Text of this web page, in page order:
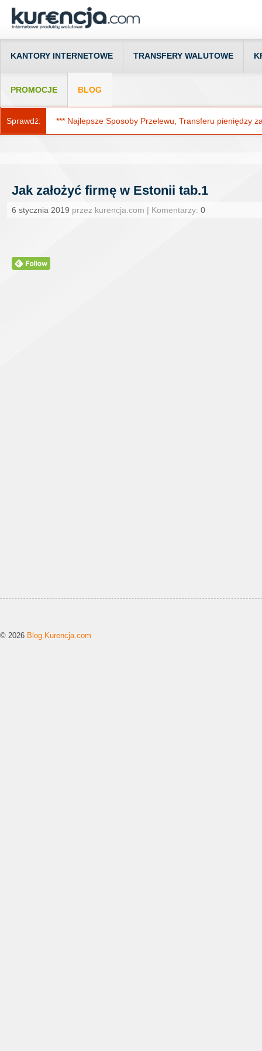
KANTORY INTERNETOWE TRANSFERY WALUTOWE
PROMOCJE BLOG
Sprawdź: *** Najlepsze Sposoby Przelewu, Transferu pieniędzy
Jak założyć firmę w Estonii tab.1
6 stycznia 2019 przez kurencja.com | Komentarzy: 0
© 2026 Blog.Kurencja.com